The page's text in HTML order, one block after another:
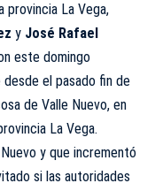
provincia La Vega,
y José Rafael
este domingo
el pasado fin de
de Valle Nuevo, en
La Vega.
y que incrementó
si las autoridades